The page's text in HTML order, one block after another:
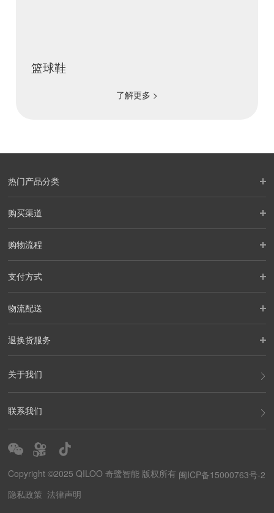
篮球鞋
了解更多 >
热门产品分类
购买渠道
购物流程
支付方式
物流配送
退换货服务
关于我们
联系我们
Copyright ©2025 QILOO 奇鹭智能 版权所有 闽ICP备15000763号-2
隐私政策 法律声明